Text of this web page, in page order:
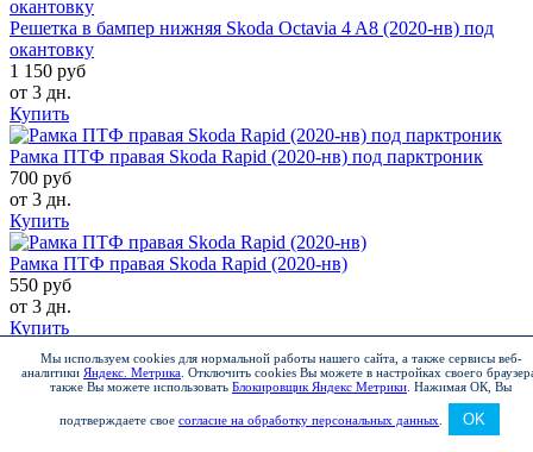
Решетка в бампер нижняя Skoda Octavia 4 A8 (2020-нв) под
окантовку
1 150 руб
от 3 дн.
Купить
Рамка ПТФ правая Skoda Rapid (2020-нв) под парктроник
700 руб
от 3 дн.
Купить
Рамка ПТФ правая Skoda Rapid (2020-нв)
550 руб
от 3 дн.
Купить
Кронштейн решетки радиатора левый верхний Skoda Rapid
Мы используем cookies для нормальной работы нашего сайта, а также сервисы веб-
аналитики Яндекс. Метрика Отключить cookies Вы можете в настройках своего
также Вы можете использовать Блокировщик Яндекс Метрики Нажимая ОК, Вы
подтверждаете свое согласие на обработку персональных данных OK